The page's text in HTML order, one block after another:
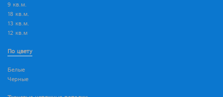
9 кв.м.
18 кв.м.
13 кв.м.
12 кв.м
По цвету
Белые
Черные